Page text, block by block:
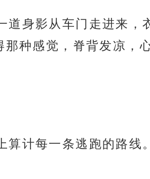
道身影从车门走进来，
种感觉，脊背发凉，
计每一条逃跑的路线。